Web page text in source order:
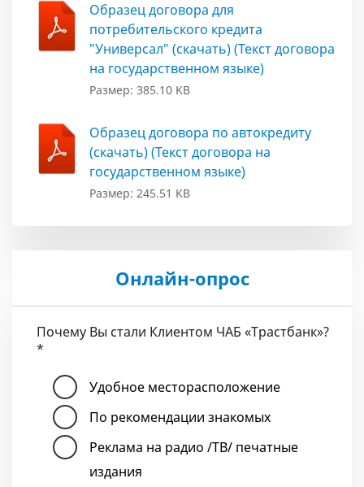
Образец договора для
потребительского кредита
"Универсал" (скачать) (Текст договора
на государственном языке)
Размер: 385.10 KB
Образец договора по автокредиту
(скачать) (Текст договора на
государственном языке)
Размер: 245.51 KB
Онлайн-опрос
Почему Вы стали Клиентом ЧАБ «Трастбанк»?
*
Удобное месторасположение
По рекомендации знакомых
Реклама на радио /ТВ/ печатные
издания